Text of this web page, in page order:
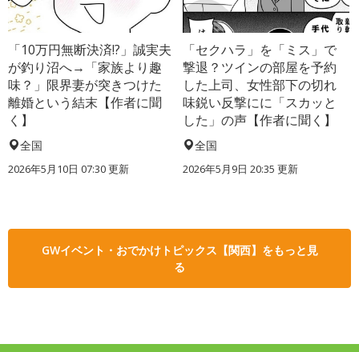
「10万円無断決済!?」誠実夫
が釣り沼へ→「家族より趣
味？」限界妻が突きつけた
離婚という結末【作者に聞
く】
全国
2026年5月10日 07:30 更新
「セクハラ」を「ミス」で
撃退？ツインの部屋を予約
した上司、女性部下の切れ
味鋭い反撃にに「スカッと
した」の声【作者に聞く】
全国
2026年5月9日 20:35 更新
GWイベント・おでかけトピックス【関西】をもっと見
る